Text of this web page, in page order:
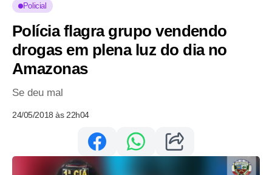
Policial
Polícia flagra grupo vendendo
drogas em plena luz do dia no
Amazonas
Se deu mal
24/05/2018 às 22h04